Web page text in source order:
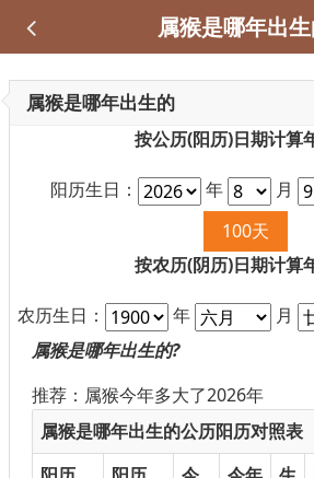
属猴是哪年出
属猴是哪年出生的
按公历(阳历)日期计算
阳历生日： 年 月
100天
按农历(阴历)日期计算
农历生日： 年 月
属猴是哪年出生的?
推荐： 属猴今年多大了2026年
属猴是哪年出生的公历阳历对照表